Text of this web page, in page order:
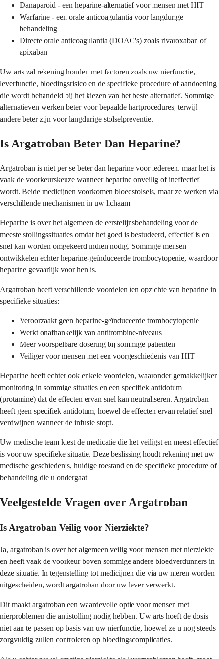
Danaparoid - een heparine-alternatief voor mensen met HIT
Warfarine - een orale anticoagulantia voor langdurige
behandeling
Directe orale anticoagulantia (DOAC's) zoals rivaroxaban of
apixaban
Uw arts zal rekening houden met factoren zoals uw nierfunctie,
leverfunctie, bloedingsrisico en de specifieke procedure of aandoening
die wordt behandeld bij het kiezen van het beste alternatief. Sommige
alternatieven werken beter voor bepaalde hartprocedures, terwijl
andere beter zijn voor langdurige stolselpreventie.
Is Argatroban Beter Dan Heparine?
Argatroban is niet per se beter dan heparine voor iedereen, maar het is
vaak de voorkeurskeuze wanneer heparine onveilig of ineffectief
wordt. Beide medicijnen voorkomen bloedstolsels, maar ze werken via
verschillende mechanismen in uw lichaam.
Heparine is over het algemeen de eerstelijnsbehandeling voor de
meeste stollingssituaties omdat het goed is bestudeerd, effectief is en
snel kan worden omgekeerd indien nodig. Sommige mensen
ontwikkelen echter heparine-geïnduceerde trombocytopenie, waardoor
heparine gevaarlijk voor hen is.
Argatroban heeft verschillende voordelen ten opzichte van heparine in
specifieke situaties:
Veroorzaakt geen heparine-geïnduceerde trombocytopenie
Werkt onafhankelijk van antitrombine-niveaus
Meer voorspelbare dosering bij sommige patiënten
Veiliger voor mensen met een voorgeschiedenis van HIT
Heparine heeft echter ook enkele voordelen, waaronder gemakkelijker
monitoring in sommige situaties en een specifiek antidotum
(protamine) dat de effecten ervan snel kan neutraliseren. Argatroban
heeft geen specifiek antidotum, hoewel de effecten ervan relatief snel
verdwijnen wanneer de infusie stopt.
Uw medische team kiest de medicatie die het veiligst en meest effectief
is voor uw specifieke situatie. Deze beslissing houdt rekening met uw
medische geschiedenis, huidige toestand en de specifieke procedure of
behandeling die u ondergaat.
Veelgestelde Vragen over Argatroban
Is Argatroban Veilig voor Nierziekte?
Ja, argatroban is over het algemeen veilig voor mensen met nierziekte
en heeft vaak de voorkeur boven sommige andere bloedverdunners in
deze situatie. In tegenstelling tot medicijnen die via uw nieren worden
uitgescheiden, wordt argatroban door uw lever verwerkt.
Dit maakt argatroban een waardevolle optie voor mensen met
nierproblemen die antistolling nodig hebben. Uw arts hoeft de dosis
niet aan te passen op basis van uw nierfunctie, hoewel ze u nog steeds
zorgvuldig zullen controleren op bloedingscomplicaties.